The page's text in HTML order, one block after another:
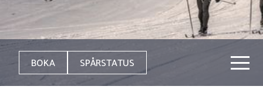
BOKA SPÅRSTATUS